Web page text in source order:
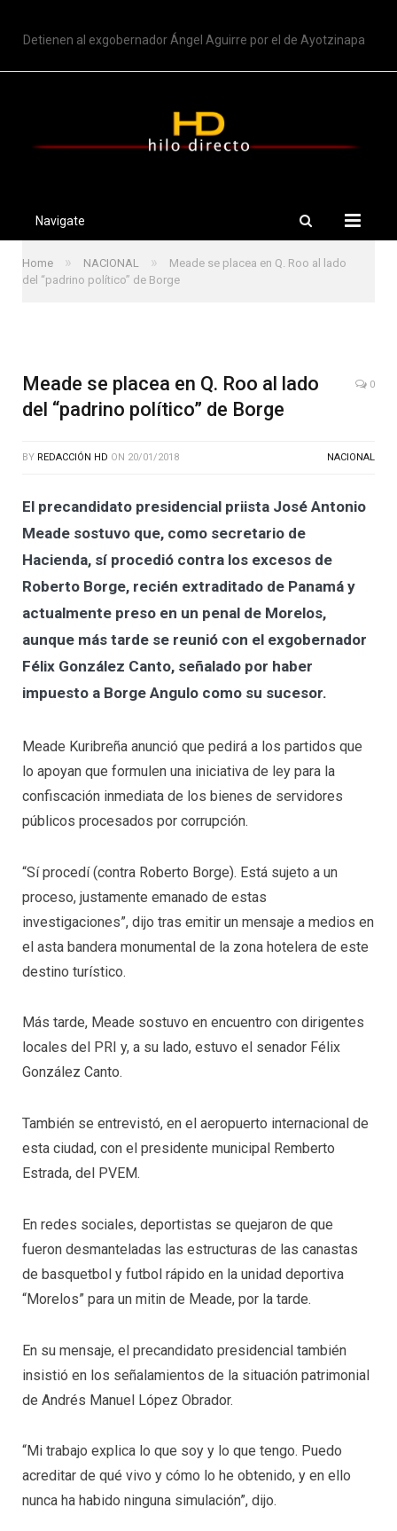
Detienen al exgobernador Ángel Aguirre por el de Ayotzinapa
Navigate
Home » NACIONAL »
Meade se placea en Q. Roo al lado
del “padrino político” de Borge
Meade se placea en Q. Roo al lado
del “padrino político” de Borge
0
BY REDACCIÓN HD ON 20/01/2018 NACIONAL
El precandidato presidencial priista José Antonio
Meade sostuvo que, como secretario de
Hacienda, sí procedió contra los excesos de
Roberto Borge, recién extraditado de Panamá y
actualmente preso en un penal de Morelos,
aunque más tarde se reunió con el exgobernador
Félix González Canto, señalado por haber
impuesto a Borge Angulo como su sucesor.
Meade Kuribreña anunció que pedirá a los partidos que
lo apoyan que formulen una iniciativa de ley para la
confiscación inmediata de los bienes de servidores
públicos procesados por corrupción.
“Sí procedí (contra Roberto Borge). Está sujeto a un
proceso, justamente emanado de estas
investigaciones”, dijo tras emitir un mensaje a medios en
el asta bandera monumental de la zona hotelera de este
destino turístico.
Más tarde, Meade sostuvo en encuentro con dirigentes
locales del PRI y, a su lado, estuvo el senador Félix
González Canto.
También se entrevistó, en el aeropuerto internacional de
esta ciudad, con el presidente municipal Remberto
Estrada, del PVEM.
En redes sociales, deportistas se quejaron de que
fueron desmanteladas las estructuras de las canastas
de basquetbol y futbol rápido en la unidad deportiva
“Morelos” para un mitin de Meade, por la tarde.
En su mensaje, el precandidato presidencial también
insistió en los señalamientos de la situación patrimonial
de Andrés Manuel López Obrador.
“Mi trabajo explica lo que soy y lo que tengo. Puedo
acreditar de qué vivo y cómo lo he obtenido, y en ello
nunca ha habido ninguna simulación”, dijo.